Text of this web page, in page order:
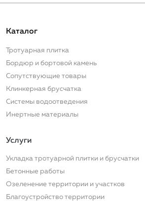
Каталог
Тротуарная плитка
Бордюр и бортовой камень
Сопутствующие товары
Клинкерная брусчатка
Системы водоотведения
Инертные материалы
Услуги
Услуги
Укладка тротуарной плитки и брусчатки
Бетонные работы
Озеленение территории и участков
Благоустройство территории